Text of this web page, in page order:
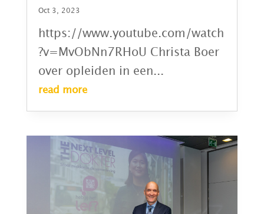
Oct 3, 2023
https://www.youtube.com/watch
?v=MvObNn7RHoU Christa Boer
over opleiden in een...
read more